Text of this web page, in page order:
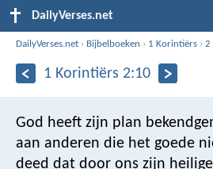
DailyVerses.net
DailyVerses.net › Bijbelboeken › 1 Korintiërs ›2
1 Korintiërs 2:10
God heeft zijn plan
aan anderen die het goede
deed dat door ons zijn